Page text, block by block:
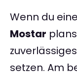
Wenn du
Mostar
setzen. Am